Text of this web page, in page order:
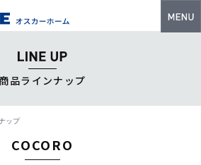
特長
商品ラインナップ
商品ラインナップ
ップ
COCORO